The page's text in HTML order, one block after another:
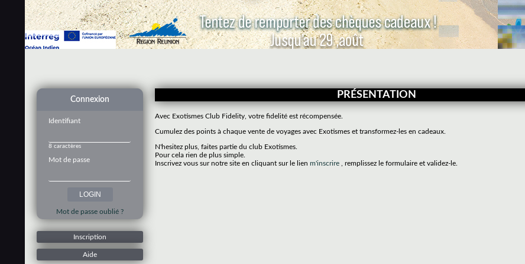
Connexion
Identifiant
8 caractères
Mot de passe
Mot de passe oublié ?
Inscription
Aide
PRÉSENTATION
Avec Exotismes Club Fidelity, votre fidelité est récompensée.
Cumulez des points à chaque vente de voyages avec Exotismes et transformez-les en cadeaux.
N'hesitez plus, faites partie du club Exotismes.
Pour cela rien de plus simple.
Inscrivez vous sur notre site en cliquant sur le lien m'inscrire , remplissez le formulaire et validez-le.